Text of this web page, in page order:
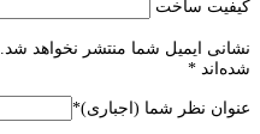
کیفیت ساخت
نشانی ایمیل شما منتشر نخواهد شد.
شده‌اند *
عنوان نظر شما (اجباری)*